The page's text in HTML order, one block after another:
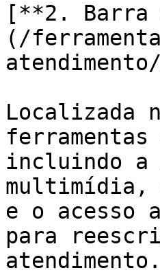
[**2. Barra
(/
Localizada
incluindo a
multimídia,
e o
para
atendimento.